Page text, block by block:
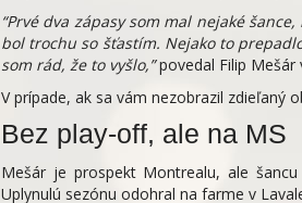
“Prvé dva zápasy som mal nejaké
bol trochu so šťastím. Nejako to
som rád, že to vyšlo,”povedal Filip Mešár
V prípade, ak sa vám nezobrazil zdieľaný
Bez play-off, ale na MS
Mešár je prospekt Montrealu, ale
Uplynulú sezónu odohral na farme v